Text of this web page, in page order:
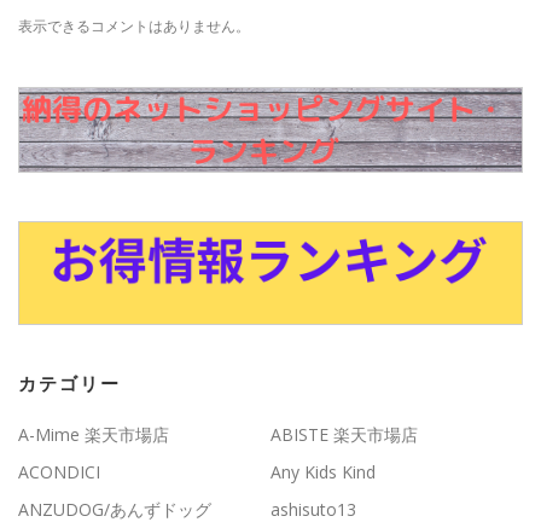
表示できるコメントはありません。
カテゴリー
A-Mime 楽天市場店
ABISTE 楽天市場店
ACONDICI
Any Kids Kind
ANZUDOG/あんずドッグ
ashisuto13